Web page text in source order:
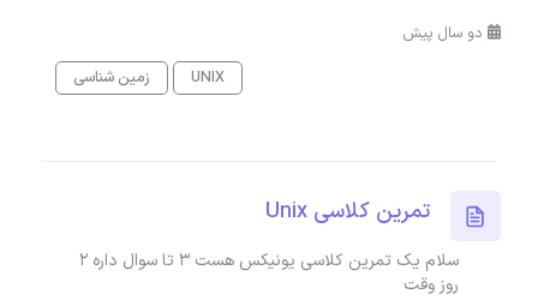
دو سال پیش
UNIX
زمین شناسی
تمرین کلاسی Unix
سلام یک تمرین کلاسی یونیکس هست ۳ تا سوال داره 2
روز وقت